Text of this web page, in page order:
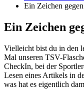
Ein Zeichen
Ein Zeichen
Vielleicht bist du in den
Mal unseren TSV-
CheckIn, bei der
Lesen eines Artikels in
was hat es eigentlich